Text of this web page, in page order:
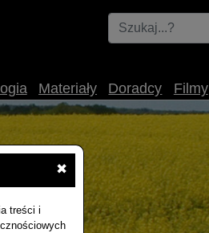
✖
treści i
Materiały Doradcy Filmy